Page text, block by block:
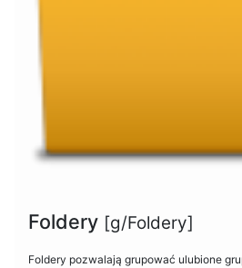
Foldery [g/Foldery]
Foldery pozwalają grupować ulubione